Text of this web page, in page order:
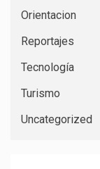
Orientacion
Reportajes
Tecnología
Turismo
Uncategorized